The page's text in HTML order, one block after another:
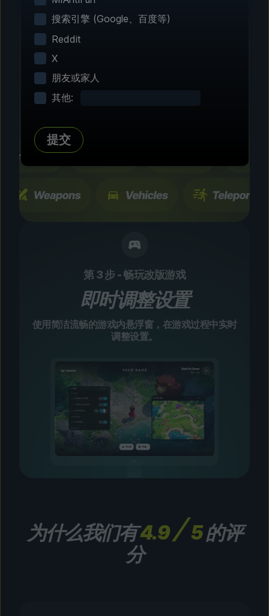
自由定制
第 3 步 - 畅玩改版游戏
即时调整设置
使用简洁流畅的游戏内悬浮窗，在游戏过程中实时
调整设置。
为什么我们有4.9 5的评
分
搜索引擎 (Google、百度等)
Reddit
X
朋友或家人
其他:
提交